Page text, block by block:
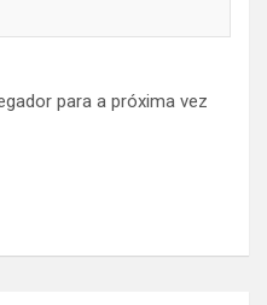
para a próxima vez